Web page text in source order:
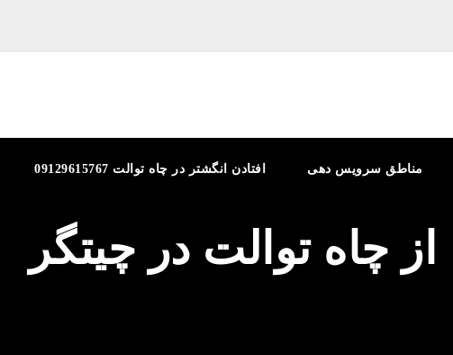
افتادن انگشتر در چاه توالت 09129615767 مناطق سرویس دهی
چاه توالت در چیتگر